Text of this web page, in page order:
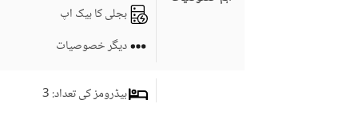
بجلی کا بیک اپ
دیگر خصوصیات
بیڈرومز کی تعداد: 3